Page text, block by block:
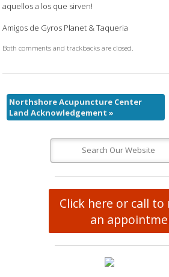
aquellos a los que sirven!
Amigos de Gyros Planet & Taqueria
Both comments and trackbacks are closed.
Northshore Acupuncture Center
Land Acknowledgement »
Click here or call to
an